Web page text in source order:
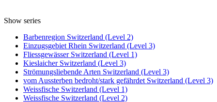
Show series
Barbenregion Switzerland (Level 2)
Einzugsgebiet Rhein Switzerland (Level 3)
Fliessgewässer Switzerland (Level 1)
Kieslaicher Switzerland (Level 3)
Strömungsliebende Arten Switzerland (Level 3)
vom Aussterben bedroht/stark gefährdet Switzerland (Level 3)
Weissfische Switzerland (Level 1)
Weissfische Switzerland (Level 2)